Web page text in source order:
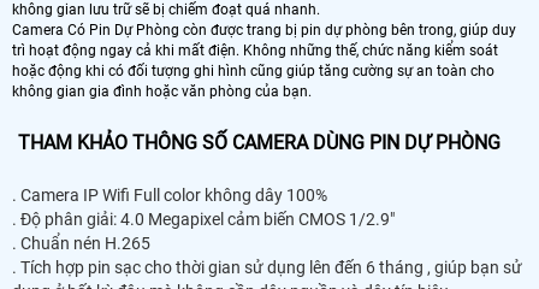
không gian lưu trữ sẽ bị chiếm đoạt quá nhanh.
Camera Có Pin Dự Phòng còn được trang bị pin dự phòng bên trong, giúp duy
trì hoạt động ngay cả khi mất điện. Không những thế, chức năng kiểm soát
hoặc động khi có đối tượng ghi hình cũng giúp tăng cường sự an toàn cho
không gian gia đình hoặc văn phòng của bạn.
THAM KHẢO THÔNG SỐ CAMERA DÙNG PIN DỰ PHÒNG
. Camera IP Wifi Full color không dây 100%
. Độ phân giải: 4.0 Megapixel cảm biến CMOS 1/2.9"
. Chuẩn nén H.265
. Tích hợp pin sạc cho thời gian sử dụng lên đến 6 tháng , giúp bạn sử